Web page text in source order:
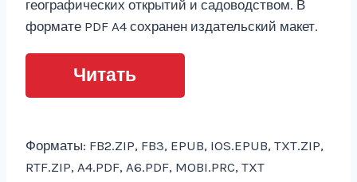
географических открытий и садоводством. В
формате PDF A4 сохранен издательский макет.
Читать
Форматы: FB2.ZIP, FB3, EPUB, IOS.EPUB, TXT.ZIP,
RTF.ZIP, A4.PDF, A6.PDF, MOBI.PRC, TXT